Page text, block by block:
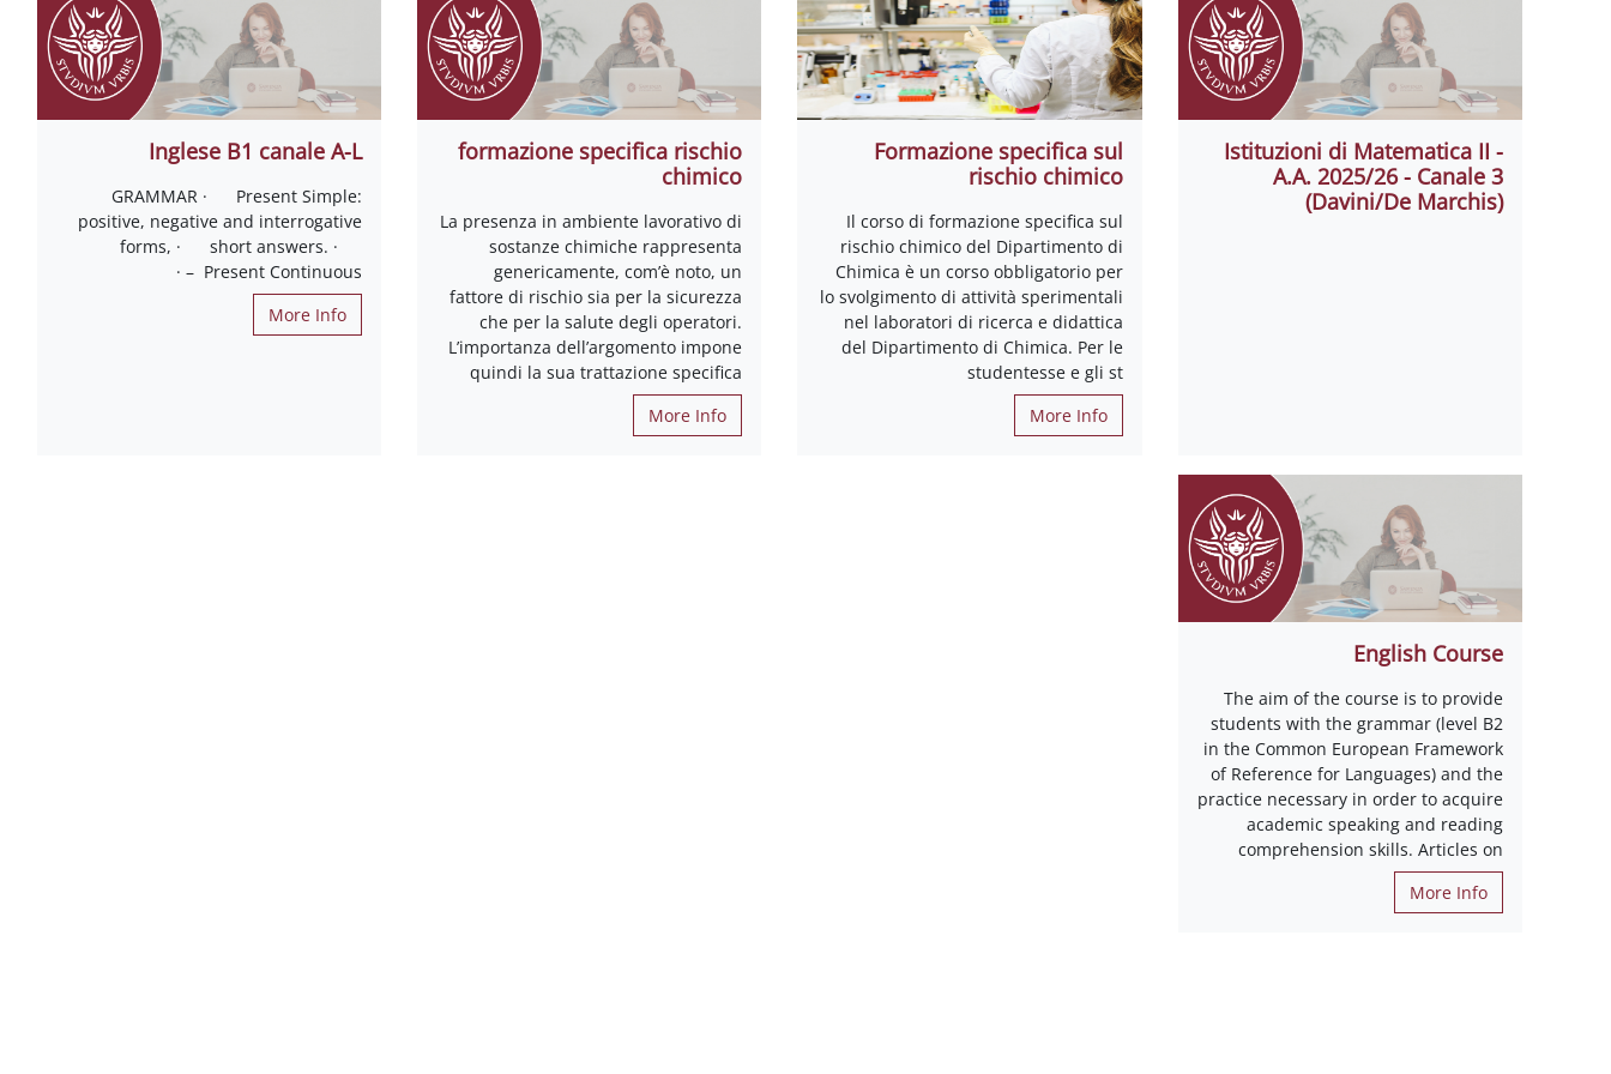
Istituzioni di Matematica II -
A.A. 2025/26 - Canale 3
(Davini/De Marchis)
Formazione specifica sul
rischio chimico
Il corso di formazione specifica sul
rischio chimico del Dipartimento di
Chimica è un corso obbligatorio per
lo svolgimento di attività sperimentali
nel laboratori di ricerca e didattica
del Dipartimento di Chimica. Per le
studentesse e gli st
More Info
formazione specifica rischio
chimico
La presenza in ambiente lavorativo di
sostanze chimiche rappresenta
genericamente, com’è noto, un
fattore di rischio sia per la sicurezza
che per la salute degli operatori.
L’importanza dell’argomento impone
quindi la sua trattazione specifica
More Info
Inglese B1 canale A-L
GRAMMAR · Present Simple:
positive, negative and interrogative
forms, · short answers. ·
Present Continuous – ·
More Info
English Course
The aim of the course is to provide
students with the grammar (level B2
in the Common European Framework
of Reference for Languages) and the
practice necessary in order to acquire
academic speaking and reading
comprehension skills. Articles on
More Info